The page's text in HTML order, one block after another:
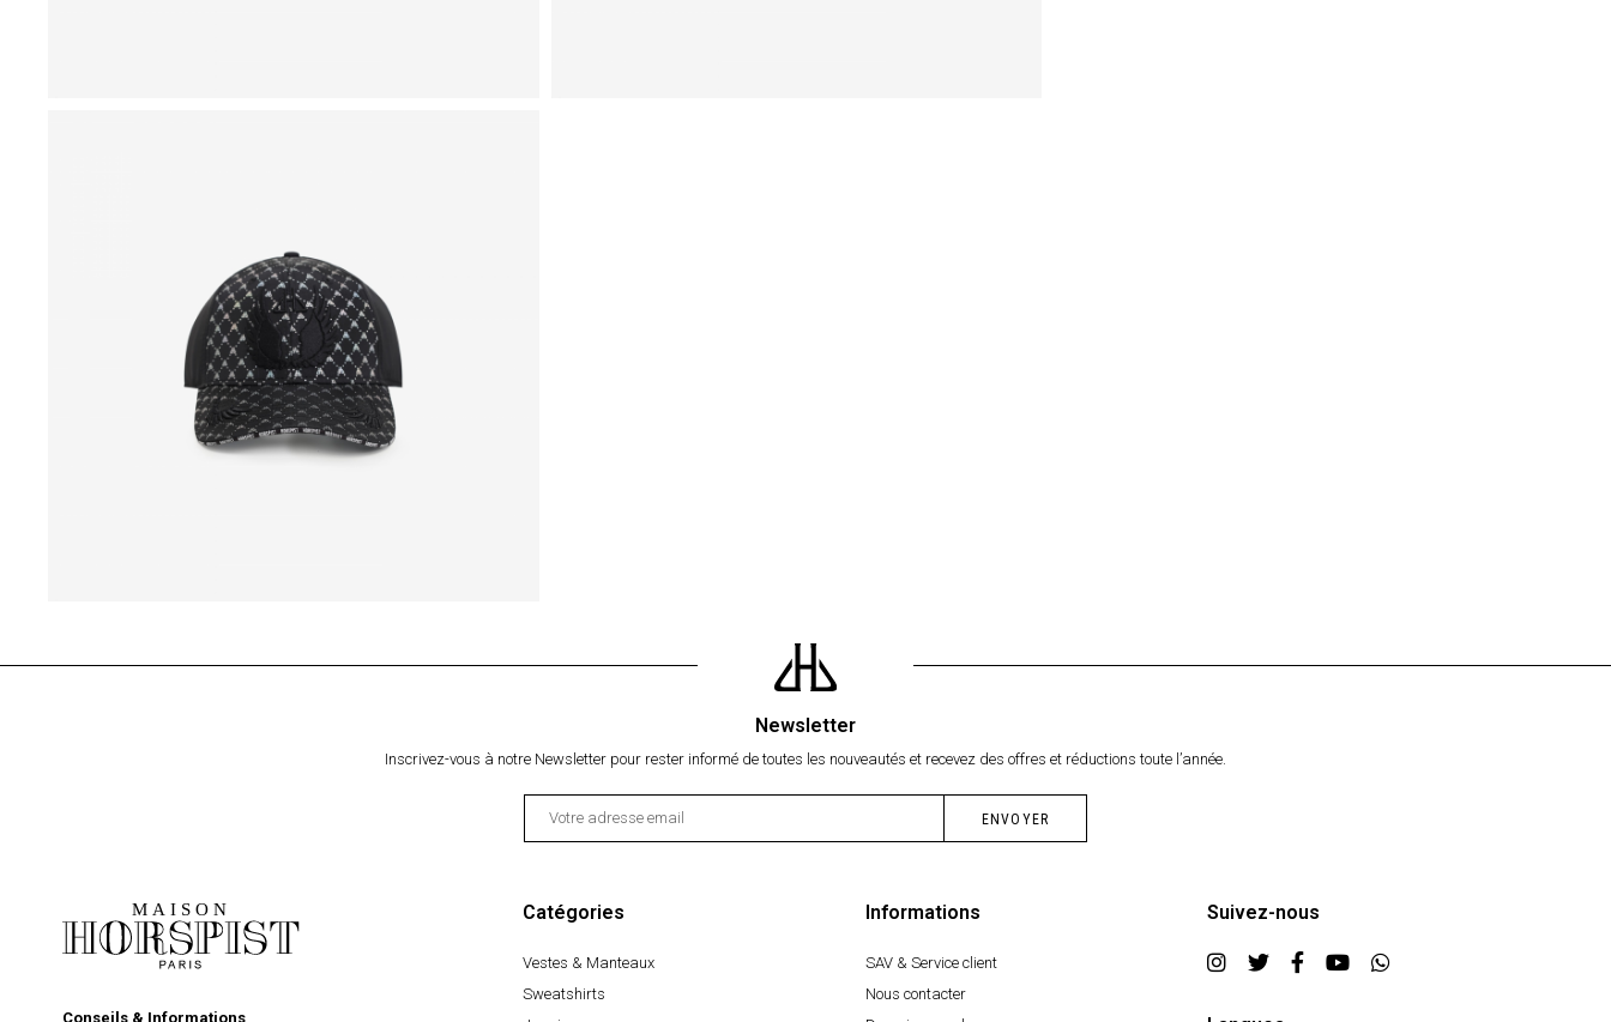
Newsletter
Inscrivez-vous à notre Newsletter pour rester informé de toutes les nouveautés et recevez des offres et réductions toute l’année.
Conseils & Informations
Catégories
Vestes & Manteaux
Sweatshirts
Informations
SAV & Service client
Nous contacter
Suivez-nous